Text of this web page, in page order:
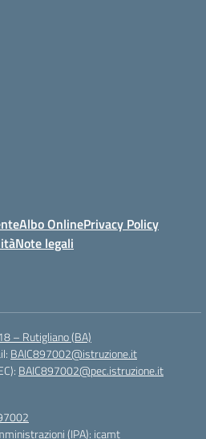
Albo OnlinePrivacy Policy
Note legali
– Rutigliano (BA)
BAIC897002@istruzione.it
BAIC897002@pec.istruzione.it
(IPA): icamt